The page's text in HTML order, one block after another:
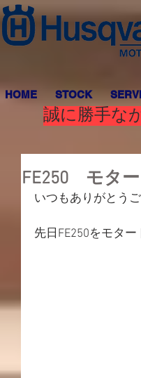
HOME STOCK
誠に勝手な
FE250 モタ
いつもありがとう
先日FE250をモター